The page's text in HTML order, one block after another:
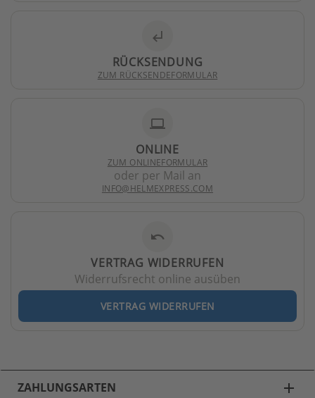
subdirectory_arrow_left
RÜCKSENDUNG
ZUM RÜCKSENDEFORMULAR
laptop
ONLINE
ZUM ONLINEFORMULAR
oder per Mail an
INFO@HELMEXPRESS.COM
undo
VERTRAG WIDERRUFEN
Widerrufsrecht online ausüben
VERTRAG WIDERRUFEN
ZAHLUNGSARTEN add